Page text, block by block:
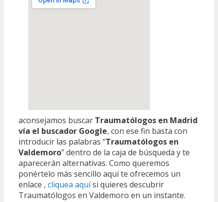
aconsejamos buscar Traumatólogos en Madrid
vía el buscador Google, con ese fin basta con
introducir las palabras “Traumatólogos en
Valdemoro” dentro de la caja de búsqueda y te
aparecerán alternativas. Como queremos
ponértelo más sencillo aquí te ofrecemos un
enlace , cliquea aquísi quieres descubrir
Traumatólogos en Valdemoro en un instante.